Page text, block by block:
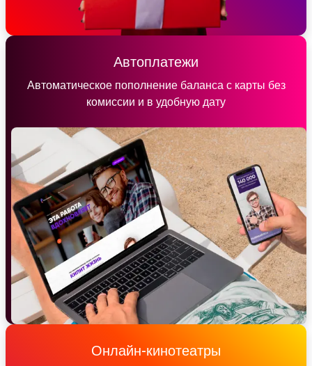
Автоплатежи
Автоматическое пополнение баланса с карты без
комиссии и в удобную дату
Онлайн-кинотеатры